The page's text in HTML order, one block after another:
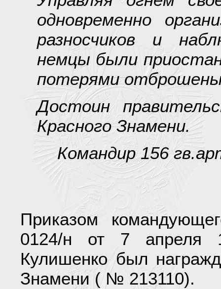
одновременно
разносчиков и
немцы были
потерями отброшены
Достоин
Красного Знамени.
Командир 156
Приказом
0124/н от 7 апреля
Кулишенко был
Знамени ( № 213110).